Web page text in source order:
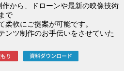
から、ドローンや最新の映像技術
で
軟にご提案が可能です。
ンツ制作のお手伝いをさせていた
り 資料ダウンロード